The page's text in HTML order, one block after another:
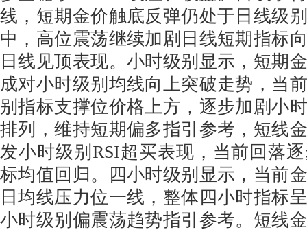
线，短期金价触底反弹仍处于日线级
中，高位震荡继续加剧日线短期指标
日线见顶表现。小时级别显示，短期
成对小时级别均线向上突破走势，当
别指标支撑位价格上方，逐步加剧小
排列，维持短期偏多指引参考，短线
发小时级别RSI超买表现，当前回落
标均值回归。四小时级别显示，当前
日均线压力位一线，整体四小时指标
小时级别偏震荡趋势指引参考。短线